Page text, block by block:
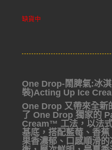
缺貨中
One Drop-鬧脾氣:冰
裝)Acting Up Ice
One Drop 又帶來全新
了 One Drop 獨家的
Cream™ 工法，以法
基底，搭配藍莓、香
果香濃郁、口感順滑